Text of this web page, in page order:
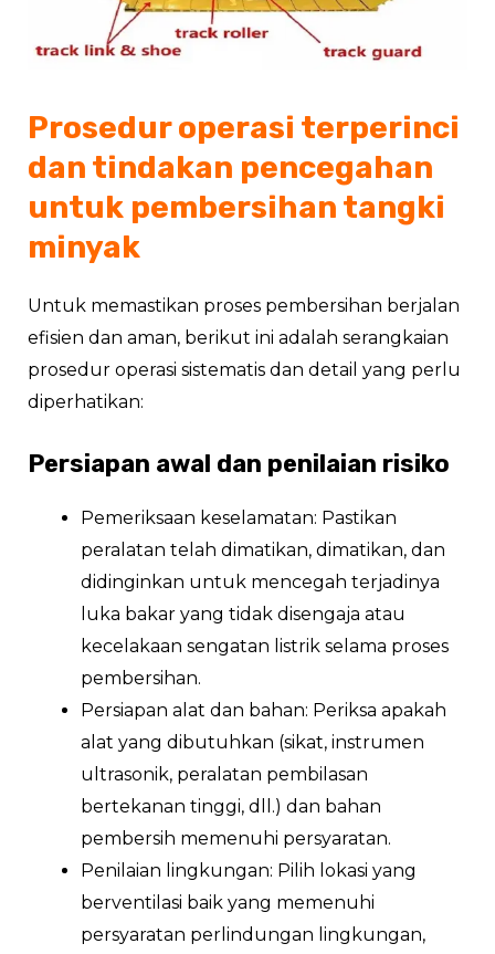
Prosedur operasi terperinci
dan tindakan pencegahan
untuk pembersihan tangki
minyak
Untuk memastikan proses pembersihan berjalan
efisien dan aman, berikut ini adalah serangkaian
prosedur operasi sistematis dan detail yang perlu
diperhatikan:
Persiapan awal dan penilaian risiko
Pemeriksaan keselamatan: Pastikan
peralatan telah dimatikan, dimatikan, dan
didinginkan untuk mencegah terjadinya
luka bakar yang tidak disengaja atau
kecelakaan sengatan listrik selama proses
pembersihan.
Persiapan alat dan bahan: Periksa apakah
alat yang dibutuhkan (sikat, instrumen
ultrasonik, peralatan pembilasan
bertekanan tinggi, dll.) dan bahan
pembersih memenuhi persyaratan.
Penilaian lingkungan: Pilih lokasi yang
berventilasi baik yang memenuhi
persyaratan perlindungan lingkungan,